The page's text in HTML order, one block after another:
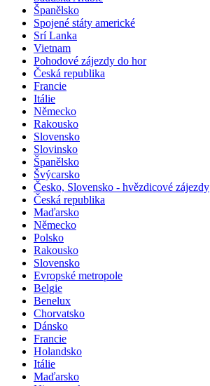
Španělsko
Spojené státy americké
Srí Lanka
Vietnam
Pohodové zájezdy do hor
Česká republika
Francie
Itálie
Německo
Rakousko
Slovensko
Slovinsko
Španělsko
Švýcarsko
Česko, Slovensko - hvězdicové zájezdy
Česká republika
Maďarsko
Německo
Polsko
Rakousko
Slovensko
Evropské metropole
Belgie
Benelux
Chorvatsko
Dánsko
Francie
Holandsko
Itálie
Maďarsko